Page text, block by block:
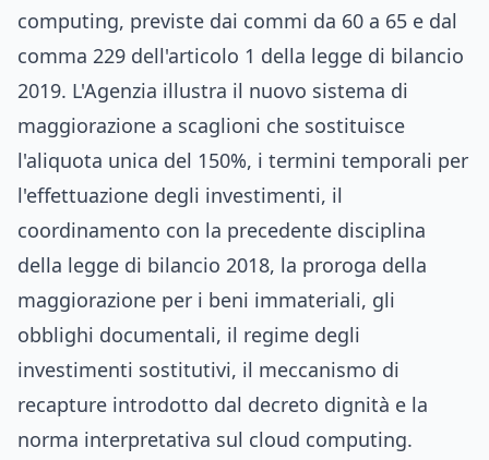
computing, previste dai commi da 60 a 65 e dal
comma 229 dell'articolo 1 della legge di bilancio
2019. L'Agenzia illustra il nuovo sistema di
maggiorazione a scaglioni che sostituisce
l'aliquota unica del 150%, i termini temporali per
l'effettuazione degli investimenti, il
coordinamento con la precedente disciplina
della legge di bilancio 2018, la proroga della
maggiorazione per i beni immateriali, gli
obblighi documentali, il regime degli
investimenti sostitutivi, il meccanismo di
recapture introdotto dal decreto dignità e la
norma interpretativa sul cloud computing.